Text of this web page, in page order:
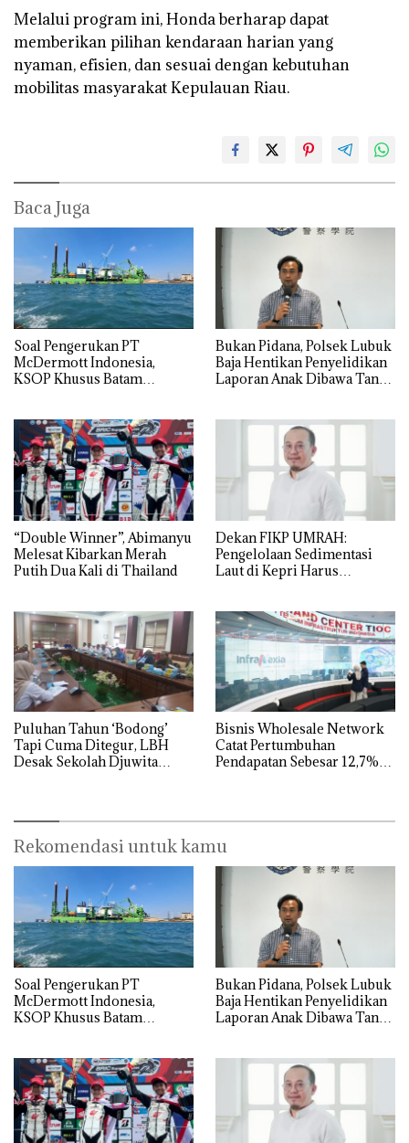
Melalui program ini, Honda berharap dapat
memberikan pilihan kendaraan harian yang
nyaman, efisien, dan sesuai dengan kebutuhan
mobilitas masyarakat Kepulauan Riau.
Baca Juga
‎Soal Pengerukan PT
McDermott Indonesia,
KSOP Khusus Batam
Bukan Pidana, Polsek Lubuk
Baja Hentikan Penyelidikan
Laporan Anak Dibawa Tanpa
“Double Winner”, Abimanyu
Melesat Kibarkan Merah
Putih Dua Kali di Thailand
Dekan FIKP UMRAH:
Pengelolaan Sedimentasi
Laut di Kepri Harus
dengan Konservasi
Puluhan Tahun ‘Bodong’
Tapi Cuma Ditegur, LBH
Desak Sekolah Djuwita
Bisnis Wholesale Network
Catat Pertumbuhan
Pendapatan Sebesar 12,7%
Rekomendasi untuk kamu
‎Soal Pengerukan PT
McDermott Indonesia,
KSOP Khusus Batam
Bukan Pidana, Polsek Lubuk
Baja Hentikan Penyelidikan
Laporan Anak Dibawa Tanpa